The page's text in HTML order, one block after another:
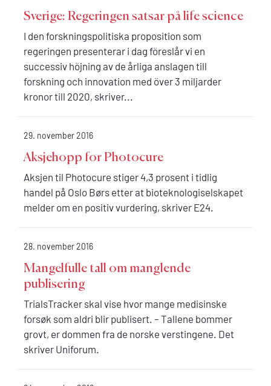
Sverige: Regeringen satsar på life science
I den forskningspolitiska proposition som
regeringen presenterar i dag föreslår vi en
successiv höjning av de årliga anslagen till
forskning och innovation med över 3 miljarder
kronor till 2020, skriver...
29. november 2016
Aksjehopp for Photocure
Aksjen til Photocure stiger 4,3 prosent i tidlig
handel på Oslo Børs etter at bioteknologiselskapet
melder om en positiv vurdering, skriver E24.
28. november 2016
Mangelfulle tall om manglende
publisering
TrialsTracker skal vise hvor mange medisinske
forsøk som aldri blir publisert. – Tallene bommer
grovt, er dommen fra de norske verstingene. Det
skriver Uniforum.